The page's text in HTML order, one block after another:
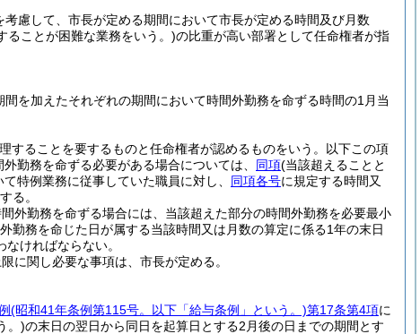
慮して、市長が定める期間において市長が定める時間及び月数
ることが困難な業務をいう。)の比重が高い部署として任命権者が指
を加えたそれぞれの期間において時間外勤務を命ずる時間の1月当
することを要するものと任命権者が認めるものをいう。以下この項
勤務を命ずる必要がある場合については、 同項(当該超えることと
特例業務に従事していた職員に対し、 同項各号に規定する時間又
る。
外勤務を命ずる場合には、当該超えた部分の時間外勤務を必要最小
勤務を命じた日が属する当該時間又は月数の算定に係る1年の末日
ければならない。
に関し必要な事項は、市長が定める。
(昭和41年条例第115号。以下「給与条例」という。)第17条第4項に
。)の末日の翌日から同日を起算日とする2月後の日までの期間とす